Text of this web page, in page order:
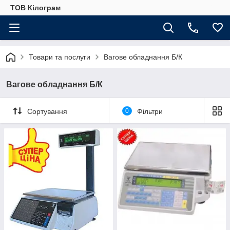
ТОВ Кілограм
Товари та послуги Вагове обладнання Б/К
Вагове обладнання Б/К
Сортування 0 Фільтри